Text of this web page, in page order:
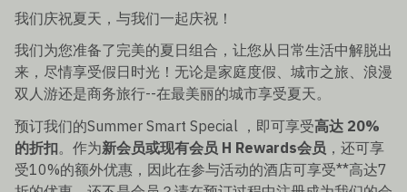
我们庆祝夏天，与我们一起庆祝！
我们为您准备了完美的夏日组合，让您从日常生活中解脱出
来，尽情享受假日时光！无论是家庭度假、城市之旅、浪漫
双人游还是商务旅行--在最美丽的城市享受夏天。
预订我们的Summer Smart Special ，即可享受高达 20%
的折扣。作为新会员或现有会员 H Rewards会员 ，还可享
受10%的额外优惠，因此在参与活动的酒店可享受**高达7